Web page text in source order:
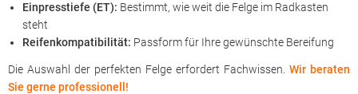
Einpresstiefe (ET): Bestimmt, wie weit die Felge im Radkasten
steht
Reifenkompatibilität: Passform für Ihre gewünschte Bereifung
Die Auswahl der perfekten Felge erfordert Fachwissen. Wir beraten
Sie gerne professionell!